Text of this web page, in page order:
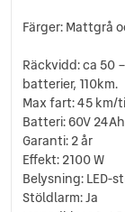
Färger: Mattgrå
Räckvidd: ca 50
batterier, 110km.
Max fart: 45 km/
Batteri: 60V 24Ah
Garanti: 2 år
Effekt: 2100 W
Belysning: LED-
Stöldlarm: Ja